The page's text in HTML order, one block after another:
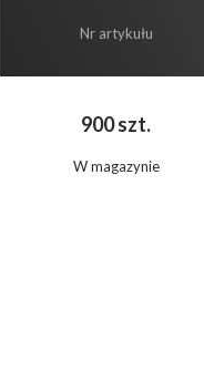
Nr artykułu
W magazynie
900 szt.